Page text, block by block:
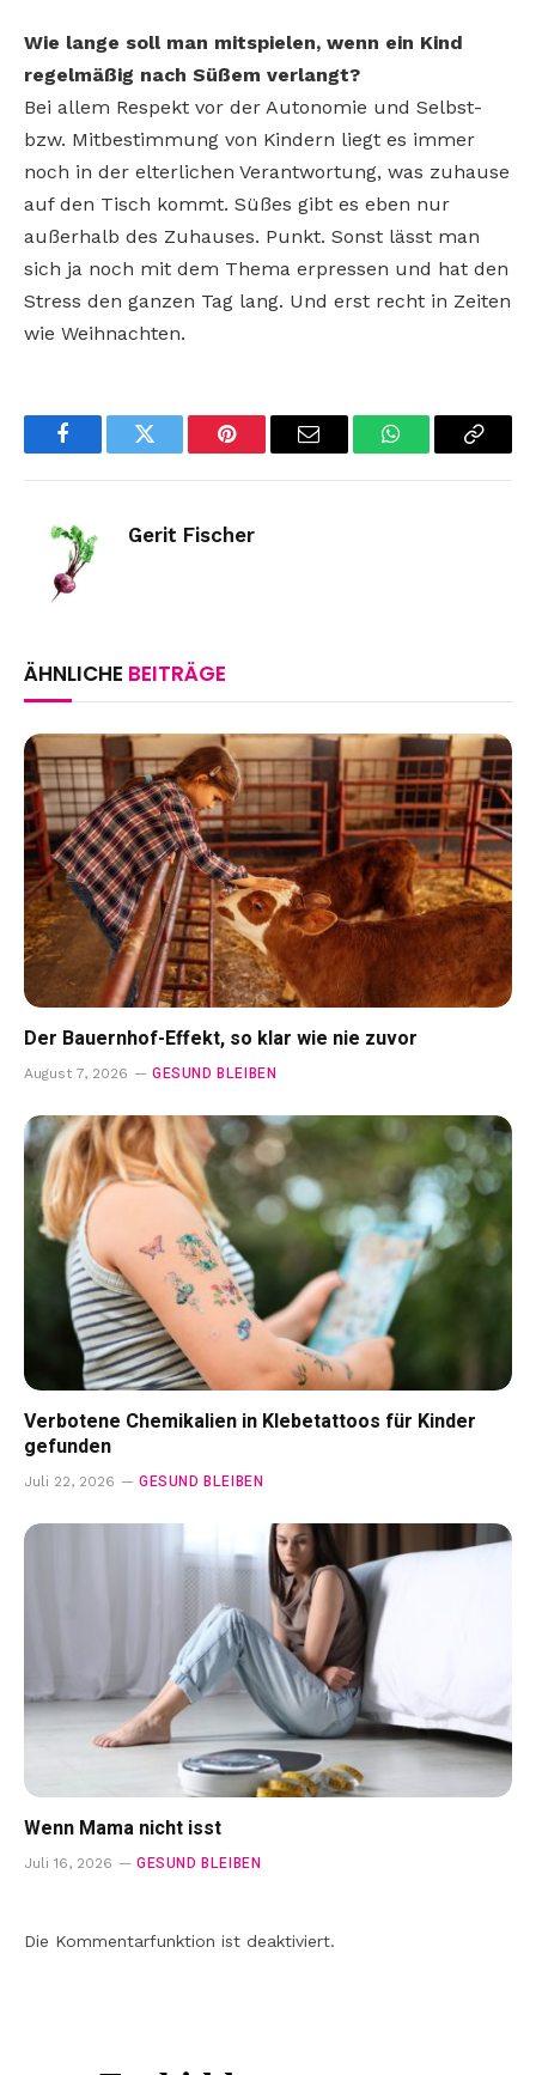
Wie lange soll man mitspielen, wenn ein Kind
regelmäßig nach Süßem verlangt?
Bei allem Respekt vor der Autonomie und Selbst-
bzw. Mitbestimmung von Kindern liegt es immer
noch in der elterlichen Verantwortung, was zuhause
auf den Tisch kommt. Süßes gibt es eben nur
außerhalb des Zuhauses. Punkt. Sonst lässt man
sich ja noch mit dem Thema erpressen und hat den
Stress den ganzen Tag lang. Und erst recht in Zeiten
wie Weihnachten.
FacebookTwitter Pinterest Email WhatsAppCopy
Gerit Fischer
ÄHNLICHE BEITRÄGE
Der Bauernhof-Effekt, so klar wie nie zuvor
August 7, 2026 GESUND BLEIBEN
Verbotene Chemikalien in Klebetattoos für Kinder
gefunden
Juli 22, 2026 GESUND BLEIBEN
Wenn Mama nicht isst
Juli 16, 2026 GESUND BLEIBEN
Die Kommentarfunktion ist deaktiviert.